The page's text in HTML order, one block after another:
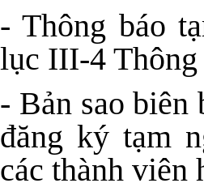
- Thông báo
lục III-4
- Bản sao biên
đăng ký tạm
các thành viên